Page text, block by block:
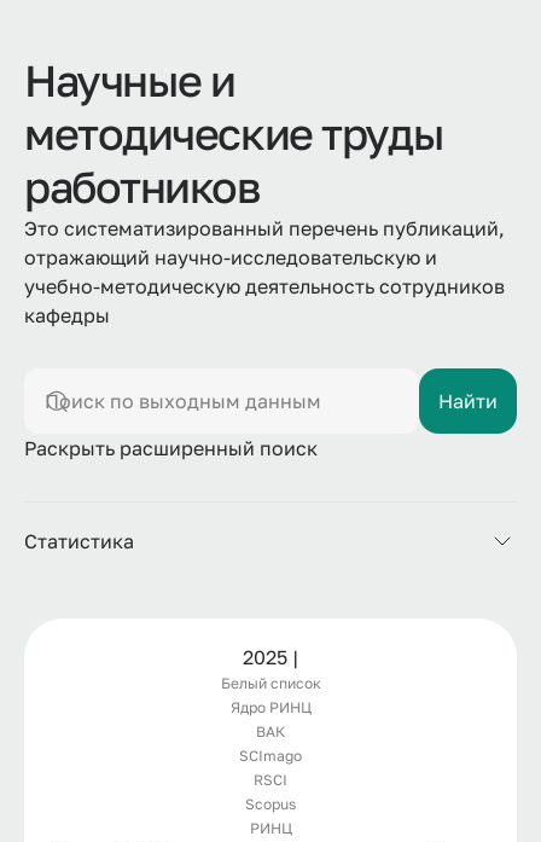
Научные и
методические труды
работников
Это систематизированный перечень публикаций,
отражающий научно-исследовательскую и
учебно-методическую деятельность сотрудников
кафедры
Поиск по выходным данным
Найти
Раскрыть расширенный поиск
Статистика
2025 |
Белый список
Ядро РИНЦ
ВАК
SCImago
RSCI
Scopus
РИНЦ